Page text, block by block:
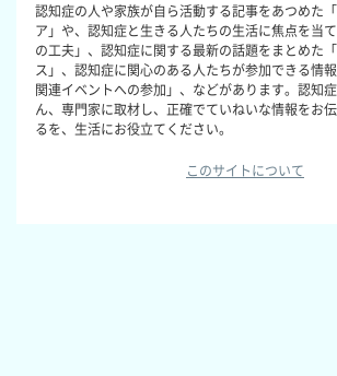
認知症の人や家族が自ら活動する記事をあつめた
ア」や、認知症と生きる人たちの生活に焦点を当
の工夫」、認知症に関する最新の話題をまとめた
ス」、認知症に関心のある人たちが参加できる情
関連イベントへの参加」、などがあります。認知
ん、専門家に取材し、正確でていねいな情報をお
るを、生活にお役立てください。
このサイトについて